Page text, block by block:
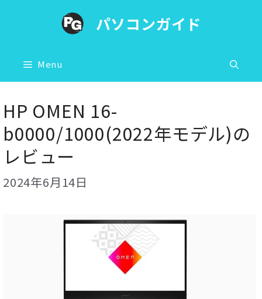
ツ
へ
ス
キ
ッ
プ
パソコンガイド
Menu
HP OMEN 16-
b0000/1000(2022年モデル)の
レビュー
2024年6月14日